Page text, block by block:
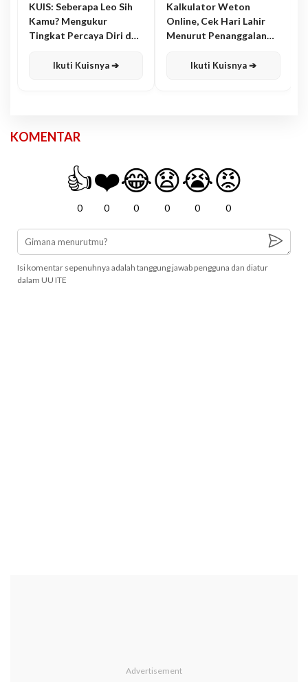
KUIS: Seberapa Leo Sih
Kamu? Mengukur
Tingkat Percaya Diri dan
Ikuti Kuisnya ➔
Kalkulator Weton
Online, Cek Hari Lahir
Menurut Penanggalan
Ikuti Kuisnya ➔
KOMENTAR
👍
0
❤️
0
😂
0
😧
0
😭
0
😡
0
Isi komentar sepenuhnya adalah tanggung jawab pengguna dan diatur
dalam UU ITE